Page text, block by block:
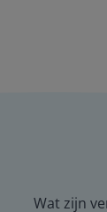
Wat zijn